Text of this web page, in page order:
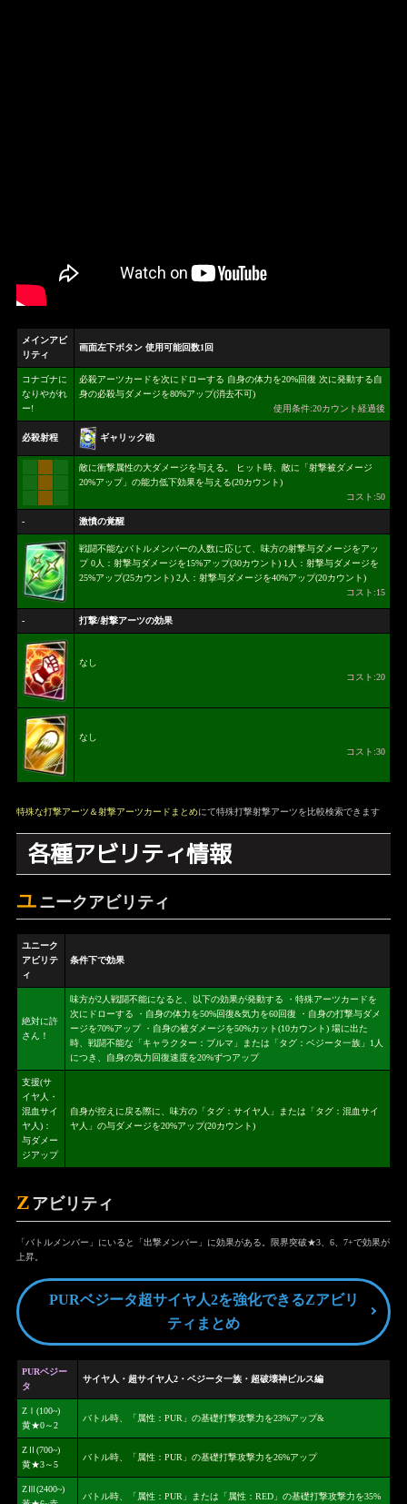
メインアビ
リティ
画面左下ボタン 使用可能回数1回
コナゴナに
なりやがれ
ー!
必殺アーツカードを次にドローする 自身の体力を20%回復 次に発動する自
身の必殺与ダメージを80%アップ(消去不可)
使用条件:20カウント経過後
必殺射程 ギャリック砲
敵に衝撃属性の大ダメージを与える。 ヒット時、敵に「射撃被ダメージ
20%アップ」の能力低下効果を与える(20カウント)
コスト:50
- 激憤の覚醒
戦闘不能なバトルメンバーの人数に応じて、味方の射撃与ダメージをアッ
プ 0人：射撃与ダメージを15%アップ(30カウント) 1人：射撃与ダメージを
25%アップ(25カウント) 2人：射撃与ダメージを40%アップ(20カウント)
コスト:15
- 打撃/射撃アーツの効果
なし
コスト:20
なし
コスト:30
特殊な打撃アーツ＆射撃アーツカードまとめにて特殊打撃射撃アーツを比較検索できます
各種アビリティ情報
ユ ニークアビリティ
ユニーク
アビリテ
ィ
条件下で効果
絶対に許
さん！
味方が2人戦闘不能になると、以下の効果が発動する ・特殊アーツカードを
次にドローする ・自身の体力を50%回復&気力を60回復 ・自身の打撃与ダメ
ージを70%アップ ・自身の被ダメージを50%カット(10カウント) 場に出た
時、戦闘不能な「キャラクター：ブルマ」または「タグ：ベジータ一族」1人
につき、自身の気力回復速度を20%ずつアップ
支援(サ
イヤ人・
混血サイ
ヤ人)：
与ダメー
ジアップ
自身が控えに戻る際に、味方の「タグ：サイヤ人」または「タグ：混血サイ
ヤ人」の与ダメージを20%アップ(20カウント)
Z アビリティ
「バトルメンバー」にいると「出撃メンバー」に効果がある。限界突破★3、6、7+で効果が
上昇。
PURベジータ超サイヤ人2を強化できるZアビリ
ティまとめ
PURベジー
タ
サイヤ人・超サイヤ人2・ベジータ一族・超破壊神ビルス編
ZⅠ(100~)
黄★0～2
バトル時、「属性：PUR」の基礎打撃攻撃力を23%アップ&
ZⅡ(700~)
黄★3～5
バトル時、「属性：PUR」の基礎打撃攻撃力を26%アップ
ZⅢ(2400~)
バトル時、「属性：PUR」または「属性：RED」の基礎打撃攻撃力を35%